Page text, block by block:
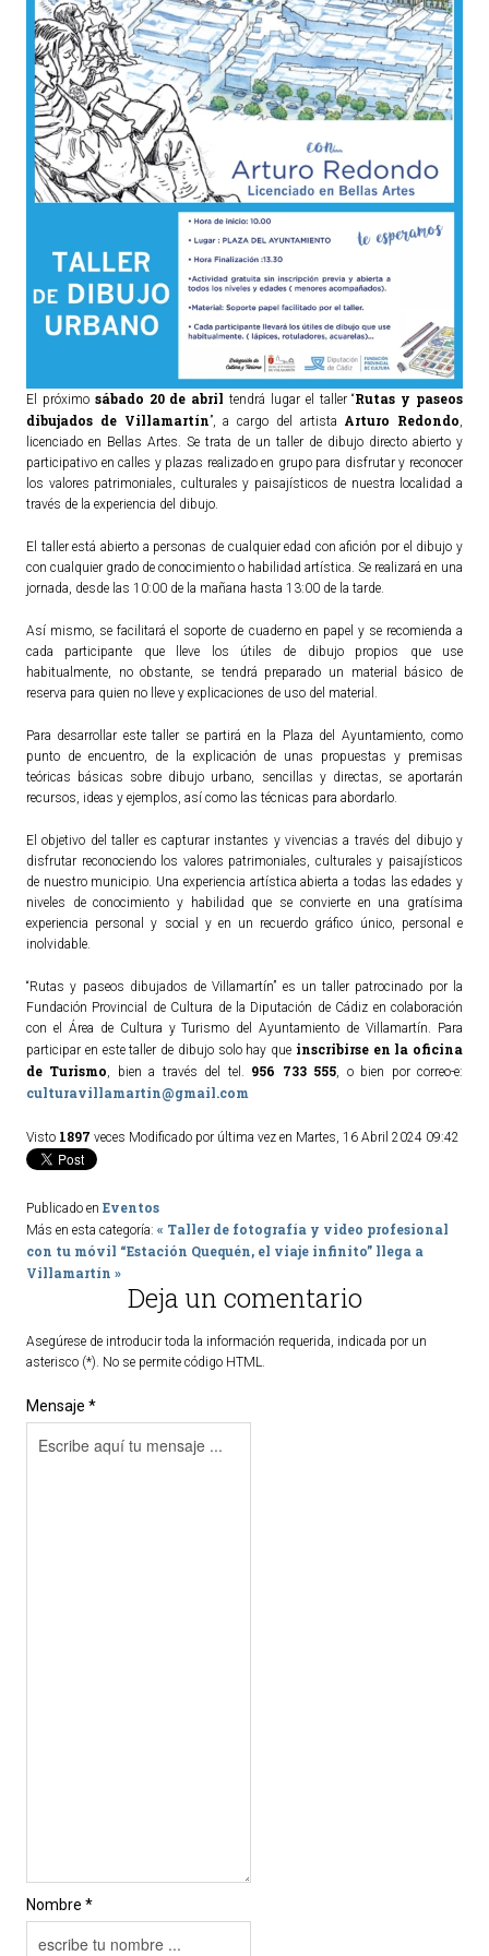
TURISMO
Historia
Qué ver
Fiestas
Gastronomía
Dónde comer
Artesanía
Entorno
HORARIOS
PUBLICACIONES
Noticias
El próximo sábado 20 de abril tendrá lugar el taller “Rutas y paseos
dibujados de Villamartín”, a cargo del artista Arturo Redondo
licenciado en Bellas Artes. Se trata de un taller de dibujo directo abierto y
participativo en calles y plazas realizado en grupo para disfrutar y reconocer
los valores patrimoniales, culturales y paisajísticos de nuestra localidad a
través de la experiencia del dibujo.
El taller está abierto a personas de cualquier edad con afición por el dibujo y
con cualquier grado de conocimiento o habilidad artística. Se realizará en una
jornada, desde las 10:00 de la mañana hasta 13:00 de la tarde.
Así mismo, se facilitará el soporte de cuaderno en papel y se recomienda a
cada participante que lleve los útiles de dibujo propios que use
habitualmente, no obstante, se tendrá preparado un material básico de
reserva para quien no lleve y explicaciones de uso del material.
Para desarrollar este taller se partirá en la Plaza del Ayuntamiento, como
punto de encuentro, de la explicación de unas propuestas y premisas
teóricas básicas sobre dibujo urbano, sencillas y directas, se aportarán
recursos, ideas y ejemplos, así como las técnicas para abordarlo.
El objetivo del taller es capturar instantes y vivencias a través del dibujo y
disfrutar reconociendo los valores patrimoniales, culturales y paisajísticos
de nuestro municipio. Una experiencia artística abierta a todas las edades y
niveles de conocimiento y habilidad que se convierte en una gratísima
experiencia personal y social y en un recuerdo gráfico único, personal e
inolvidable.
“Rutas y paseos dibujados de Villamartín” es un taller patrocinado por la
Fundación Provincial de Cultura de la Diputación de Cádiz en colaboración
con el Área de Cultura y Turismo del Ayuntamiento de Villamartín. Para
participar en este taller de dibujo solo hay que inscribirse en la oficina
de Turismo
, bien a través del tel. 956 733 555 , o bien por correo-e:
culturavillamartin@gmail.com
Visto 1897 veces Modificado por última vez en Martes, 16 Abril 2024 09:42
Publicado en Eventos
Más en esta categoría: « Taller de fotografía y video profesional
con tu móvil “Estación Quequén, el viaje infinito” llega a
Villamartín »
Deja un comentario
Asegúrese de introducir toda la información requerida, indicada por un
asterisco (*). No se permite código HTML.
Mensaje *
Nombre *